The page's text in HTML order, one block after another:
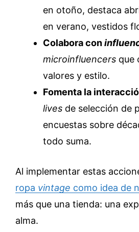
en otoño, destaca
en verano, vestidos
Colabora con
microinfluencers que
valores y estilo.
Fomenta la
lives de selección de
encuestas sobre
todo suma.
Al implementar estas
ropa vintage como idea de
más que una tienda: una
alma.